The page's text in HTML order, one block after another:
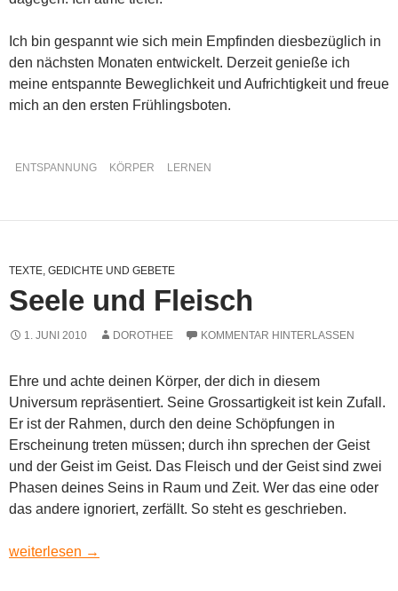
Ich bin gespannt wie sich mein Empfinden diesbezüglich in
den nächsten Monaten entwickelt. Derzeit genieße ich
meine entspannte Beweglichkeit und Aufrichtigkeit und freue
mich an den ersten Frühlingsboten.
ENTSPANNUNG KÖRPER LERNEN
TEXTE, GEDICHTE UND GEBETE
Seele und Fleisch
1. JUNI 2010 DOROTHEE KOMMENTAR HINTERLASSEN
Ehre und achte deinen Körper, der dich in diesem
Universum repräsentiert. Seine Grossartigkeit ist kein Zufall.
Er ist der Rahmen, durch den deine Schöpfungen in
Erscheinung treten müssen; durch ihn sprechen der Geist
und der Geist im Geist. Das Fleisch und der Geist sind zwei
Phasen deines Seins in Raum und Zeit. Wer das eine oder
das andere ignoriert, zerfällt. So steht es geschrieben.
Seele und Fleisch
weiterlesen →